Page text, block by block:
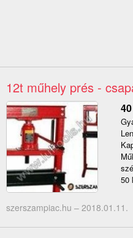
12t műhely prés -
50
szerszampiac.hu – 2018.01.11.